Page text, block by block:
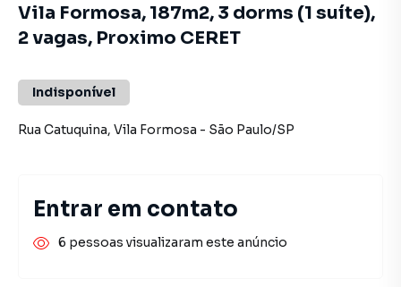
Vila Formosa, 187m2, 3 dorms (1 suíte),
2 vagas, Proximo CERET
Indisponível
Rua Catuquina, Vila Formosa - São Paulo/SP
Entrar em contato
6 pessoas visualizaram este anúncio